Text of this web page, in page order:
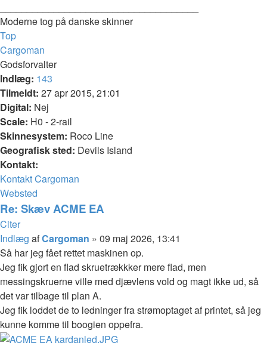
Moderne tog på danske skinner
Top
Cargoman
Godsforvalter
Indlæg: 143
Tilmeldt: 27 apr 2015, 21:01
Digital: Nej
Scale: H0 - 2-rail
Skinnesystem: Roco Line
Geografisk sted: Devils Island
Kontakt:
Kontakt Cargoman
Websted
Re: Skæv ACME EA
Citer
Indlæg afCargoman » 09 maj 2026, 13:41
Så har jeg fået rettet maskinen op.
Jeg fik gjort en flad skruetrækkker mere flad, men
messingskruerne ville med djævlens vold og magt ikke ud, så
det var tilbage til plan A.
Jeg fik loddet de to ledninger fra strømoptaget af printet, så jeg
kunne komme til boogien oppefra.